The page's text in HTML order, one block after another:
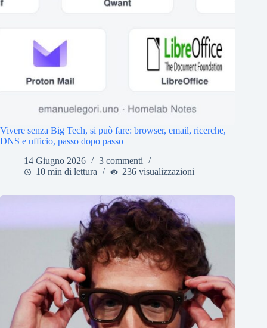
Vivere senza Big Tech, si può fare: browser, email, ricerche,
DNS e ufficio, passo dopo passo
14 Giugno 2026
3 commenti
10 min di lettura
236 visualizzazioni